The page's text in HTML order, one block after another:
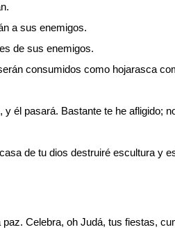
a sus enemigos.
de sus enemigos.
consumidos como hojarasca
él pasará. Bastante te he afligido;
de tu dios destruiré escultura y
Celebra, oh Judá, tus fiestas,